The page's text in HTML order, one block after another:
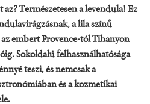
Természetesen a levendula! Ez
a lila színű
embert Provence-tól Tihanyon
Sokoldalú felhasználhatósága
teszi, és nemcsak a
és a kozmetikai